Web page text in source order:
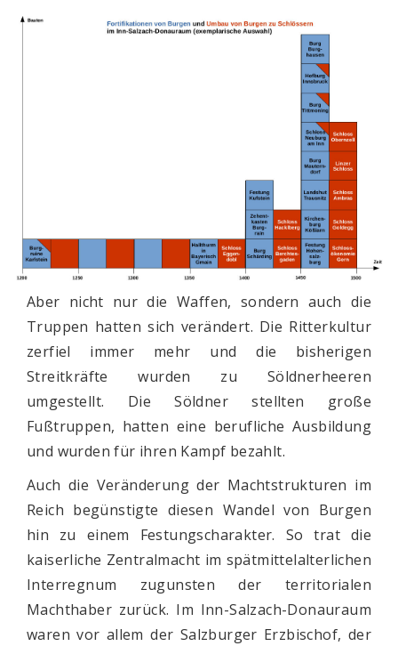
Aber nicht nur die Waffen, sondern auch die
Truppen hatten sich verändert. Die Ritterkultur
zerfiel immer mehr und die bisherigen
Streitkräfte wurden zu Söldnerheeren
umgestellt. Die Söldner stellten große
Fußtruppen, hatten eine berufliche Ausbildung
und wurden für ihren Kampf bezahlt.
Auch die Veränderung der Machtstrukturen im
Reich begünstigte diesen Wandel von Burgen
hin zu einem Festungscharakter. So trat die
kaiserliche Zentralmacht im spätmittelalterlichen
Interregnum zugunsten der territorialen
Machthaber zurück. Im Inn-Salzach-Donauraum
waren vor allem der Salzburger Erzbischof, der